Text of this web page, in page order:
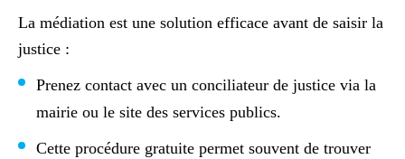
La médiation est une solution efficace avant de saisir la
justice :
Prenez contact avec un conciliateur de justice via la
mairie ou le site des services publics.
Cette procédure gratuite permet souvent de trouver